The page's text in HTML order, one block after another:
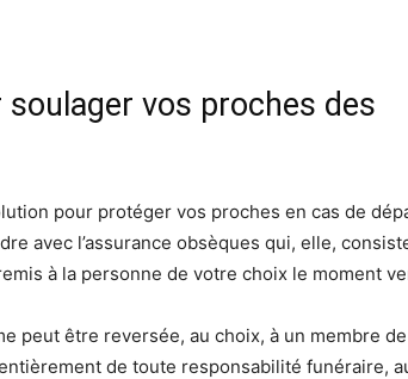
soulager vos proches des
pour protéger vos proches en cas de
avec l’assurance obsèques qui, elle,
à la personne de votre choix le moment
peut être reversée, au choix, à un membre de
de toute responsabilité funéraire,